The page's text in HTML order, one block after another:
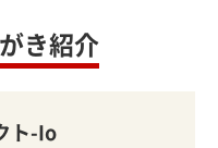
き紹介
ト-Io